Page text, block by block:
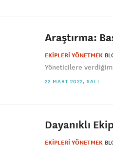
Araştırma:
EKİPLERİ YÖNETMEK
Yöneticilere
22 MART 2022, SALI
Dayanıklı
EKİPLERİ YÖNETMEK